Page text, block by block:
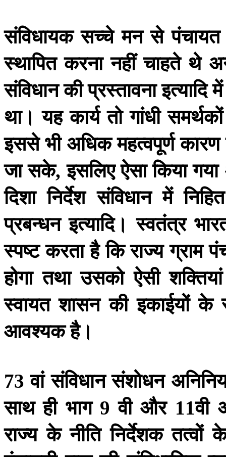
संविधायक सच्चे मन से पंचायत
स्थापित करना नहीं चाहते थे
संविधानकीप्रस्तावनाइत्यादिमें
था। यह कार्य तो गांधी समर्थकों
इससे भी अधिक महत्वपूर्ण कारण
जा सके,इसलिए ऐसा किया गया
दिशा निर्देश संविधान में निहित
प्रबन्धन इत्यादि। स्वतंत्र
स्पष्ट करता है कि राज्य ग्राम
होगा तथा उसको ऐसी शक्तियां
स्वायत शासन की इकाईयों के
आवश्यकहै।
73वां संविधान संशोधन
साथ ही भाग9वी और11वी
राज्य के नीति निर्देशक तत्वों